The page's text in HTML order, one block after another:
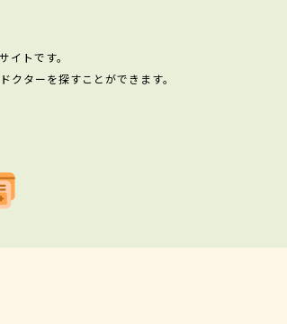
トです。
ターを探すことができます。